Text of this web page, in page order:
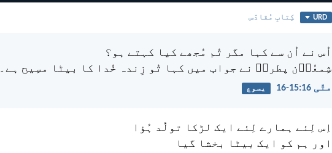
URD کِتابِ مُقادّس
اُس نے اُن سے کہا مگر تُم مُجھے کیا کہتے ہو؟
شِمعُوؔن پطرسؔ نے جواب میں کہا تُو زِندہ خُدا کا بیٹا مسِیح ہے۔
متّی 16:‏15-‏16 یسوع
اِس لِئے ہمارے لِئے ایک لڑکا تولُّد ہُؤا
اور ہم کو ایک بیٹا بخشا گیا